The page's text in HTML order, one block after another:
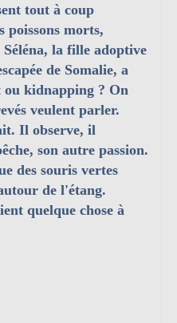
tout à coup
poissons morts,
la fille adoptive
de Somalie, a
ou kidnapping ? On
veulent parler.
Il observe, il
son autre passion.
des souris vertes
de l'étang.
quelque chose à